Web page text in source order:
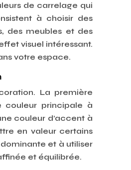
de carrelage qui
à choisir des
des meubles et des
visuel intéressant.
votre espace.
La première
couleur principale à
couleur d’accent à
en valeur certains
et à utiliser
et équilibrée.